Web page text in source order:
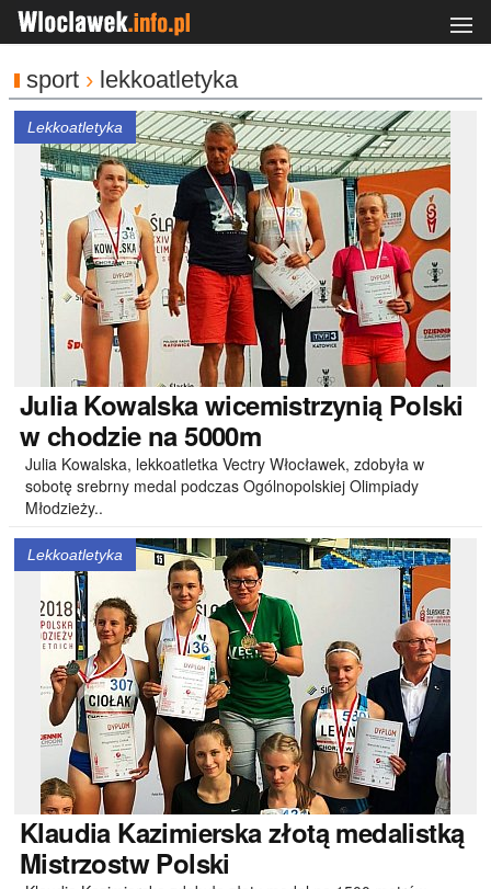
sport › lekkoatletyka
Lekkoatletyka
JuliaKowalska wicemistrzynią Polski
w chodzie na 5000m
Julia Kowalska, lekkoatletka Vectry Włocławek, zdobyła w
sobotę srebrny medal podczas Ogólnopolskiej Olimpiady
Młodzieży..
Lekkoatletyka
KlaudiaKazimierska złotą medalistką
Mistrzostw Polski